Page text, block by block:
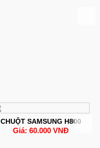
CHUỘT SAMSUNG H800
Giá: 60.000 VNĐ